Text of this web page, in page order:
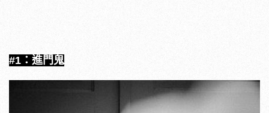
#1：進門鬼